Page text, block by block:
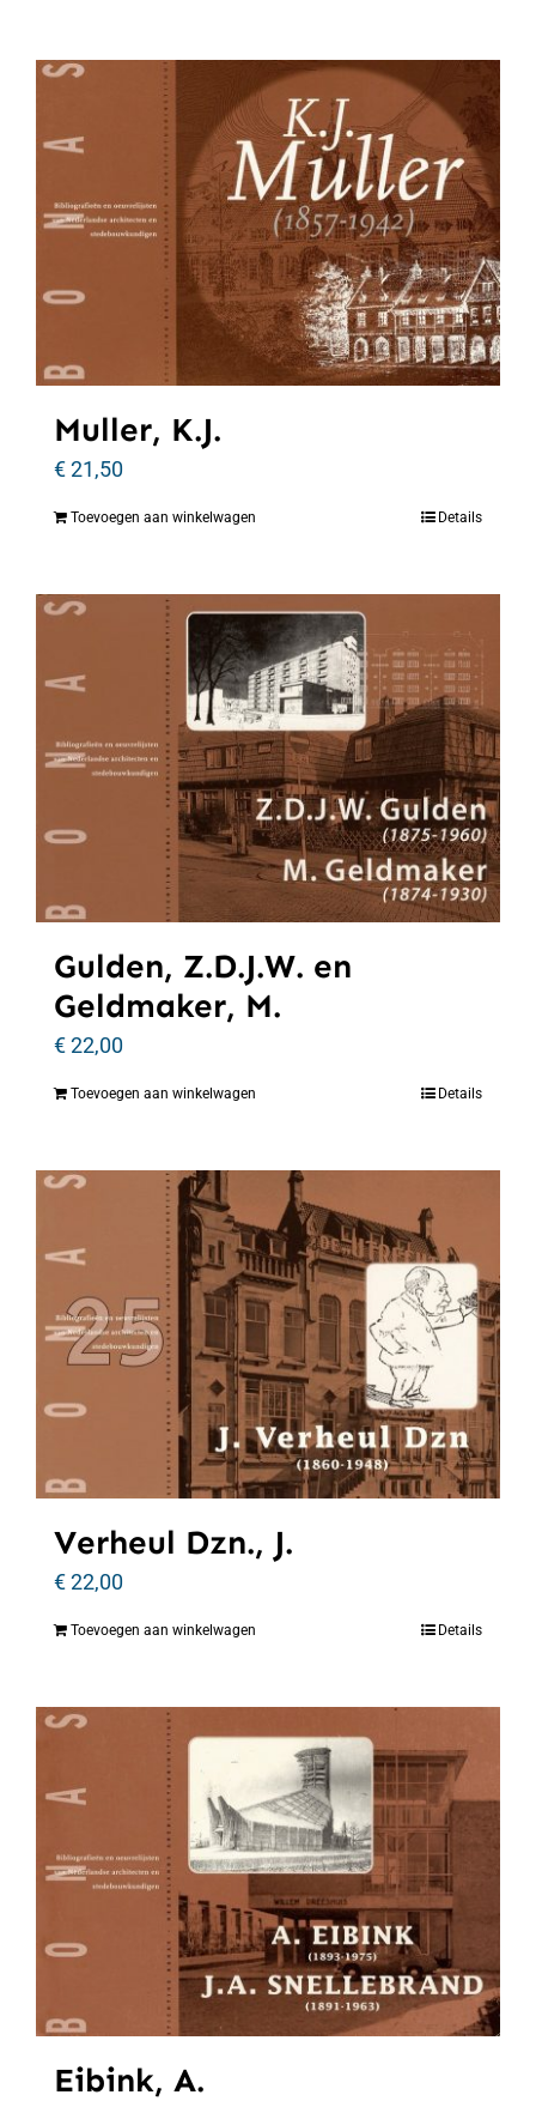
Muller, K.J.
€21,50
Toevoegen aan winkelwagen Details
Gulden, Z.D.J.W. en
Geldmaker, M.
€22,00
Toevoegen aan winkelwagen Details
Verheul Dzn., J.
€22,00
Toevoegen aan winkelwagen Details
Eibink, A.